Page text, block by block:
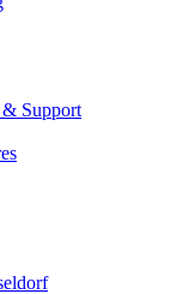
& Support